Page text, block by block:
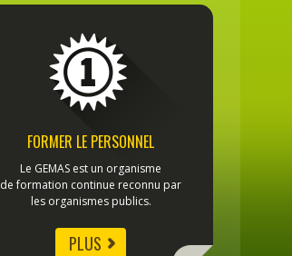
FORMER LE PERSONNEL
Le GEMAS est un organisme
de formation continue reconnu par
les organismes publics.
PLUS